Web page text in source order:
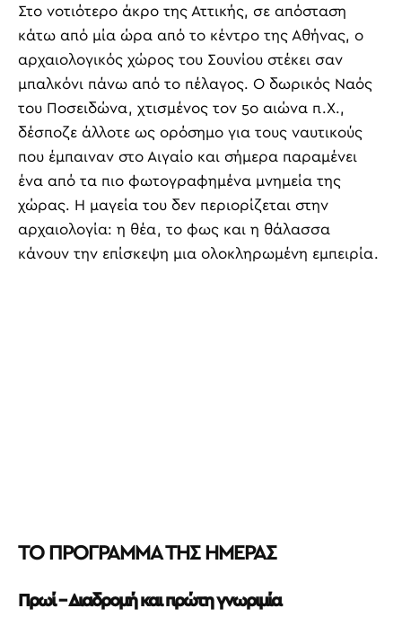
Στο νοτιότερο άκρο της Αττικής, σε απόσταση
κάτω από μία ώρα από το κέντρο της Αθήνας, ο
αρχαιολογικός χώρος του Σουνίου στέκει σαν
μπαλκόνι πάνω από το πέλαγος. Ο δωρικός Ναός
του Ποσειδώνα, χτισμένος τον 5ο αιώνα π.Χ.,
δέσποζε άλλοτε ως ορόσημο για τους ναυτικούς
που έμπαιναν στο Αιγαίο και σήμερα παραμένει
ένα από τα πιο φωτογραφημένα μνημεία της
χώρας. Η μαγεία του δεν περιορίζεται στην
αρχαιολογία: η θέα, το φως και η θάλασσα
κάνουν την επίσκεψη μια ολοκληρωμένη εμπειρία.
ΤΟ ΠΡΟΓΡΑΜΜΑ ΤΗΣ ΗΜΕΡΑΣ
Πρωί – Διαδρομή και πρώτη γνωριμία